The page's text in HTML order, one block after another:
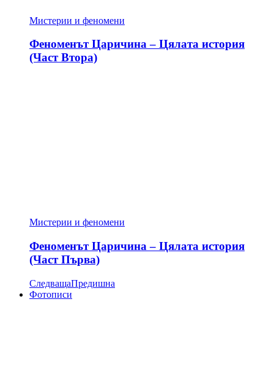
Мистерии и феномени
Феноменът Царичина – Цялата история
(Част Втора)
Мистерии и феномени
Феноменът Царичина – Цялата история
(Част Първа)
СледващаПредишна
Фотописи